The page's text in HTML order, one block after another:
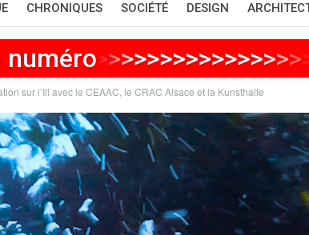
CHRONIQUES SOCIÉTÉ DESIGN
numéro>>>>>>>>>>>>>>>>
sur l’Ill avec le CEAAC, le CRAC Alsace et la Kunsthalle